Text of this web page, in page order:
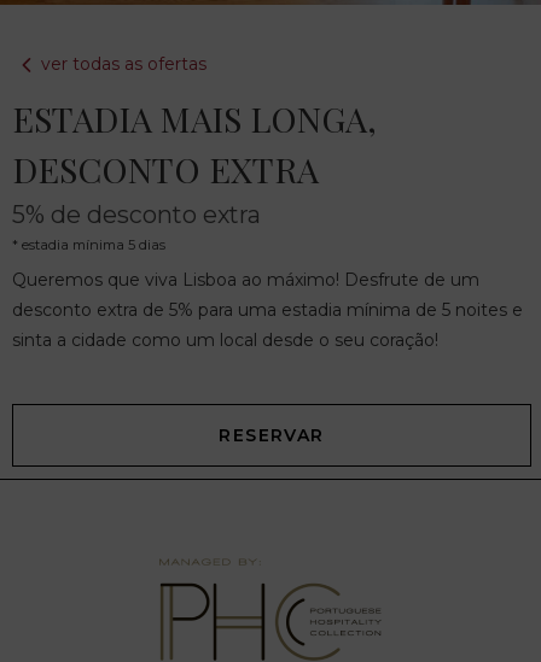
ver todas as ofertas
ESTADIA MAIS LONGA,
DESCONTO EXTRA
5% de desconto extra
estadia mínima 5 dias
Queremos que viva Lisboa ao máximo! Desfrute de um
desconto extra de 5% para uma estadia mínima de 5 noites e
sinta a cidade como um local desde o seu coração!
RESERVAR